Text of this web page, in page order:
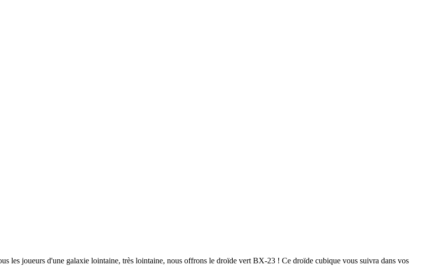
les joueurs d'une galaxie lointaine, très lointaine, nous offrons le droïde vert BX-23 ! Ce droïde cubique vous suivra dans vos